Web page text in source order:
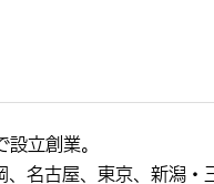
立創業。
、名古屋、東京、新潟